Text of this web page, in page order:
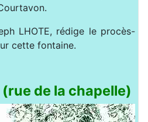
LHOTE, rédige le procès-
cette fontaine.
de la chapelle)